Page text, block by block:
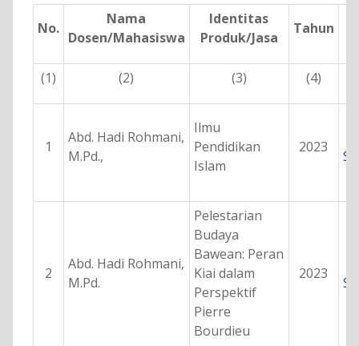
No.
Nama
Dosen/Mahasiswa
Identitas
Produk/Jasa
Tahun
(1) (2) (3) (4)
1
Abd. Hadi Rohmani,
M.Pd.,
Ilmu
Pendidikan
Islam
2023
2
Abd. Hadi Rohmani,
M.Pd.
Pelestarian
Budaya
Bawean: Peran
Kiai dalam
Perspektif
Pierre
Bourdieu
2023